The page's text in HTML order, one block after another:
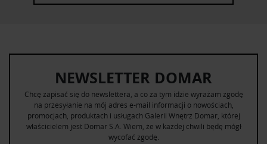
NEWSLETTER DOMAR
Chcę zapisać się do newslettera, a co za tym idzie wyrażam zgodę
na przesyłanie na mój adres e-mail informacji o nowościach,
promocjach, produktach i usługach Galerii Wnętrz Domar, której
właścicielem jest Domar S.A. Wiem, że w każdej chwili będę mógł
wycofać zgodę.